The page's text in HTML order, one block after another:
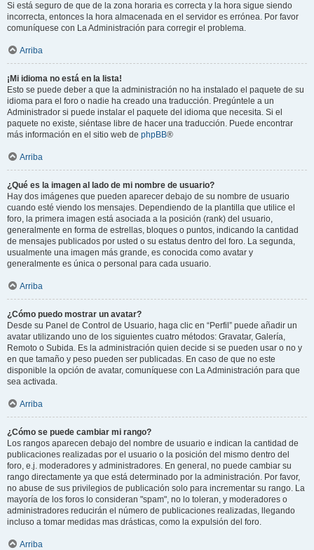
Si está seguro de que de la zona horaria es correcta y la hora sigue siendo
incorrecta, entonces la hora almacenada en el servidor es errónea. Por favor
comuníquese con La Administración para corregir el problema.
Arriba
¡Mi idioma no está en la lista!
Esto se puede deber a que la administración no ha instalado el paquete de su
idioma para el foro o nadie ha creado una traducción. Pregúntele a un
Administrador si puede instalar el paquete del idioma que necesita. Si el
paquete no existe, siéntase libre de hacer una traducción. Puede encontrar
más información en el sitio web de phpBB®
Arriba
¿Qué es la imagen al lado de mi nombre de usuario?
Hay dos imágenes que pueden aparecer debajo de su nombre de usuario
cuando esté viendo los mensajes. Dependiendo de la plantilla que utilice el
foro, la primera imagen está asociada a la posición (rank) del usuario,
generalmente en forma de estrellas, bloques o puntos, indicando la cantidad
de mensajes publicados por usted o su estatus dentro del foro. La segunda,
usualmente una imagen más grande, es conocida como avatar y
generalmente es única o personal para cada usuario.
Arriba
¿Cómo puedo mostrar un avatar?
Desde su Panel de Control de Usuario, haga clic en “Perfil” puede añadir un
avatar utilizando uno de los siguientes cuatro métodos: Gravatar, Galería,
Remoto o Subida. Es la administración quien decide si se pueden usar o no y
en que tamaño y peso pueden ser publicadas. En caso de que no este
disponible la opción de avatar, comuníquese con La Administración para que
sea activada.
Arriba
¿Cómo se puede cambiar mi rango?
Los rangos aparecen debajo del nombre de usuario e indican la cantidad de
publicaciones realizadas por el usuario o la posición del mismo dentro del
foro, e.j. moderadores y administradores. En general, no puede cambiar su
rango directamente ya que está determinado por la administración. Por favor,
no abuse de sus privilegios de publicación solo para incrementar su rango. La
mayoría de los foros lo consideran "spam", no lo toleran, y moderadores o
administradores reducirán el número de publicaciones realizadas, llegando
incluso a tomar medidas mas drásticas, como la expulsión del foro.
Arriba